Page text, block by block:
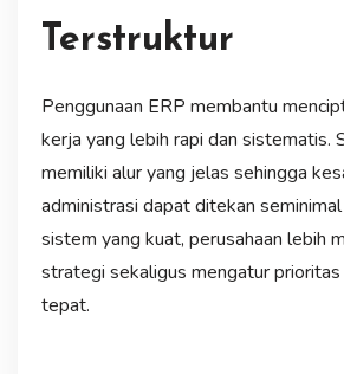
Terstruktur
Penggunaan ERP membantu
kerja yang lebih rapi dan sistematis.
memiliki alur yang jelas sehingga
administrasi dapat ditekan
sistem yang kuat, perusahaan lebih
strategi sekaligus mengatur prioritas
tepat.